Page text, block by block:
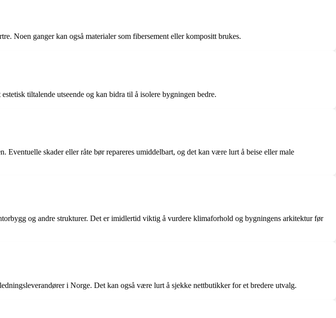
Noen ganger kan også materialer som fibersement eller kompositt brukes.
tiltalende utseende og kan bidra til å isolere bygningen bedre.
Eventuelle skader eller råte bør repareres umiddelbart, og det kan være lurt å beise eller male
og andre strukturer. Det er imidlertid viktig å vurdere klimaforhold og bygningens arkitektur før
i Norge. Det kan også være lurt å sjekke nettbutikker for et bredere utvalg.